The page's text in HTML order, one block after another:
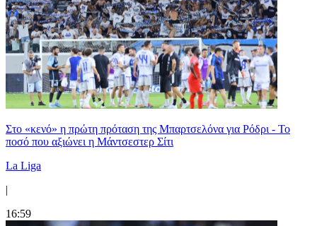
Στο «κενό» η πρώτη πρόταση της Μπαρτσελόνα για Ρόδρι - Το
ποσό που αξιώνει η Μάντσεστερ Σίτι
La Liga
|
16:59